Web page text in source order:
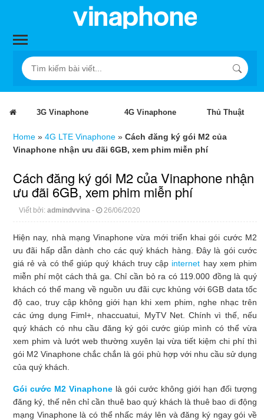
3G Vinaphone 4G Vinaphone Thủ Thuật
Home » 4G LTE Vinaphone » Cách đăng ký gói M2 của
Vinaphone nhận ưu đãi 6GB, xem phim miễn phí
Cách đăng ký gói M2 của Vinaphone nhận
ưu đãi 6GB, xem phim miễn phí
Viết bởi: admindvvina - 26/06/2020
Hiện nay, nhà mạng Vinaphone vừa mới triển khai gói cước M2
ưu đãi hấp dẫn dành cho các quý khách hàng. Đây là gói cước
giá rẻ và có thể giúp quý khách truy cập internet hay xem phim
miễn phí một cách thả ga. Chỉ cần bỏ ra có 119.000 đồng là quý
khách có thể mang về nguồn ưu đãi cực khủng với 6GB data tốc
độ cao, truy cập không giới hạn khi xem phim, nghe nhạc trên
các ứng dụng Fiml+, nhaccuatui, MyTV Net. Chính vì thế, nếu
quý khách có nhu cầu đăng ký gói cước giúp mình có thể vừa
xem phim và lướt web thường xuyên lại vừa tiết kiệm chi phí thì
gói M2 Vinaphone chắc chắn là gói phù hợp với nhu cầu sử dụng
của quý khách.
Gói cước M2 Vinaphone là gói cước không giới hạn đối tượng
đăng ký, thế nên chỉ cần thuê bao quý khách là thuê bao di động
mạng Vinaphone là có thể nhấc máy lên và đăng ký ngay gói về